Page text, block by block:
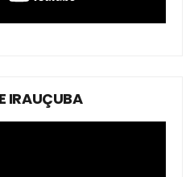
IRAUÇUBA